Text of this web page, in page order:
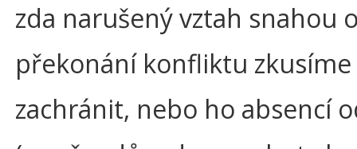
zda narušený vztah snahou
překonání konfliktu zkusíme
zachránit, nebo ho absencí